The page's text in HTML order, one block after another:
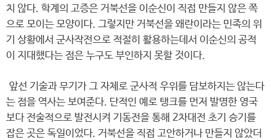
치 않다. 학계의 고증은 거북선을 이순신이 직접 만들지 않은 쪽
으로 모이는 모양이다. 그렇지만 거북선을 왜란이라는 민족의 위
기 상황에서 군사작전으로 적절히 활용하는데서 이순신의 공적
이 지대했다는 점은 누구도 부인하지 못할 것이다.
앞선 기술과 무기가 그 자체로 군사적 우위를 담보하지는 않는다
는 점을 역사는 보여준다. 단적인 예로 탱크를 먼저 발명한 영국
보다 전술적으로 발전시켜 기동전을 통해 2차대전 초기 승기를
잡은 곳은 독일이었다. 거북선을 직접 고안하거나 만들지 않았더